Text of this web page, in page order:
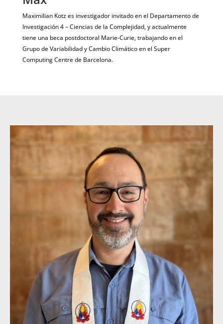
Maximilian Kotz es investigador invitado en el Departamento de
Investigación 4 – Ciencias de la Complejidad, y actualmente
tiene una beca postdoctoral Marie-Curie, trabajando en el
Grupo de Variabilidad y Cambio Climático en el Super
Computing Centre de Barcelona.